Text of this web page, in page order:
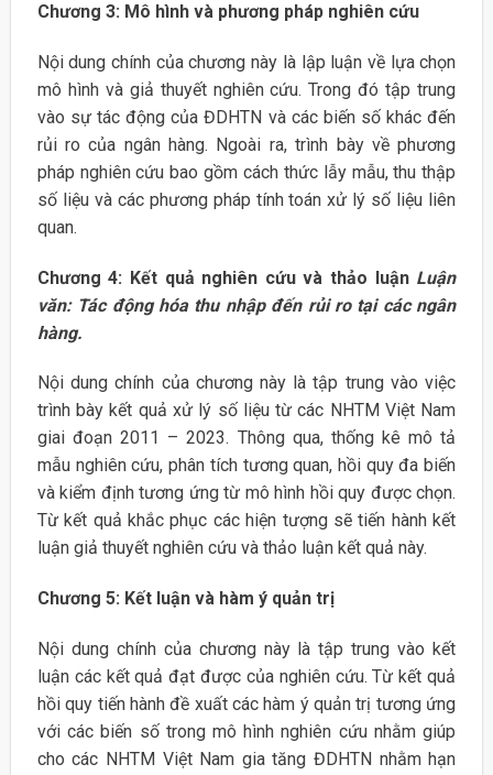
Chương 3: Mô hình và phương pháp nghiên cứu
Nội dung chính của chương này là lập luận về lựa chọn
mô hình và giả thuyết nghiên cứu. Trong đó tập trung
vào sự tác động của ĐDHTN và các biến số khác đến
rủi ro của ngân hàng. Ngoài ra, trình bày về phương
pháp nghiên cứu bao gồm cách thức lẫy mẫu, thu thập
số liệu và các phương pháp tính toán xử lý số liệu liên
quan.
Chương 4: Kết quả nghiên cứu và thảo luận Luận
văn: Tác động hóa thu nhập đến rủi ro tại các ngân
hàng.
Nội dung chính của chương này là tập trung vào việc
trình bày kết quả xử lý số liệu từ các NHTM Việt Nam
giai đoạn 2011 – 2023. Thông qua, thống kê mô tả
mẫu nghiên cứu, phân tích tương quan, hồi quy đa biến
và kiểm định tương ứng từ mô hình hồi quy được chọn.
Từ kết quả khắc phục các hiện tượng sẽ tiến hành kết
luận giả thuyết nghiên cứu và thảo luận kết quả này.
Chương 5: Kết luận và hàm ý quản trị
Nội dung chính của chương này là tập trung vào kết
luận các kết quả đạt được của nghiên cứu. Từ kết quả
hồi quy tiến hành đề xuất các hàm ý quản trị tương ứng
với các biến số trong mô hình nghiên cứu nhằm giúp
cho các NHTM Việt Nam gia tăng ĐDHTN nhằm hạn